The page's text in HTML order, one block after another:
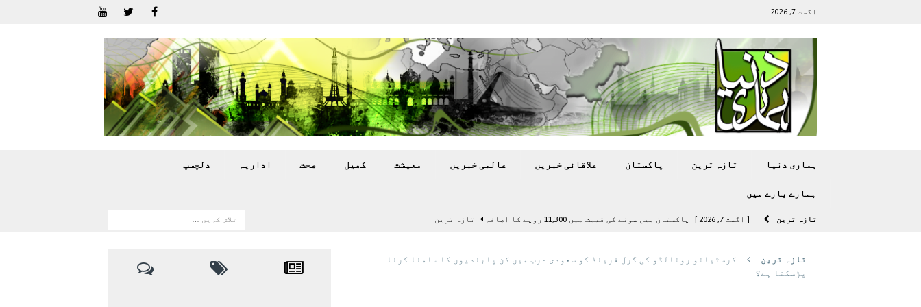
اگست 7, 2026
ہماری دنیا تازہ ترين پاکستان علاقائی خبريں عالمی خبريں معيشت کھيل صحت اداريہ دلچسپ
ہمارے بارے ميں
تازہ ترين [ اگست 7, 2026 ] پاکستان میں سونے کی قیمت میں 11,300 روپے کا اضافہ تازہ ترين
پاکستان
تازہ ترين
کرسٹیانو رونالڈو کی گرل فرینڈ کو سعودی عرب میں کن پابندیوں کا سامنا کرنا
پڑسکتا ہے؟